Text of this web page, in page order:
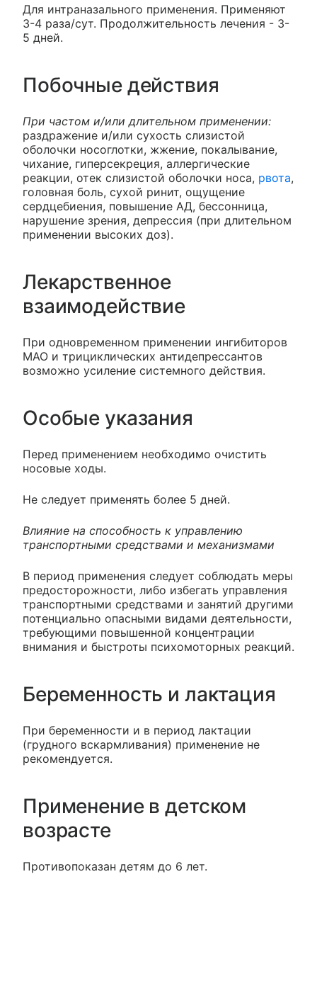
Для интраназального применения. Применяют
3-4 раза/сут. Продолжительность лечения - 3-
5 дней.
Побочные действия
При частом и/или длительном применении:
раздражение и/или сухость слизистой
оболочки носоглотки, жжение, покалывание,
чихание, гиперсекреция, аллергические
реакции, отек слизистой оболочки носа, рвота,
головная боль, сухой ринит, ощущение
сердцебиения, повышение АД, бессонница,
нарушение зрения, депрессия (при длительном
применении высоких доз).
Лекарственное
взаимодействие
При одновременном применении ингибиторов
МАО и трициклических антидепрессантов
возможно усиление системного действия.
Особые указания
Перед применением необходимо очистить
носовые ходы.
Не следует применять более 5 дней.
Влияние на способность к управлению
транспортными средствами и механизмами
В период применения следует соблюдать меры
предосторожности, либо избегать управления
транспортными средствами и занятий другими
потенциально опасными видами деятельности,
требующими повышенной концентрации
внимания и быстроты психомоторных реакций.
Беременность и лактация
При беременности и в период лактации
(грудного вскармливания) применение не
рекомендуется.
Применение в детском
возрасте
Противопоказан детям до 6 лет.